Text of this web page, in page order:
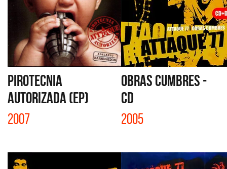
PIROTECNIA
AUTORIZADA (EP)
2007
OBRAS CUMBRES -
CD
2005